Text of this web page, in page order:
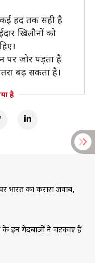
कई हद तक सही है
खिलौनों को
पर जोर पड़ता है
बढ़ सकता है।
है
भारत का करारा जवाब,
के इन गेंदबाजों ने चटकाए हैं